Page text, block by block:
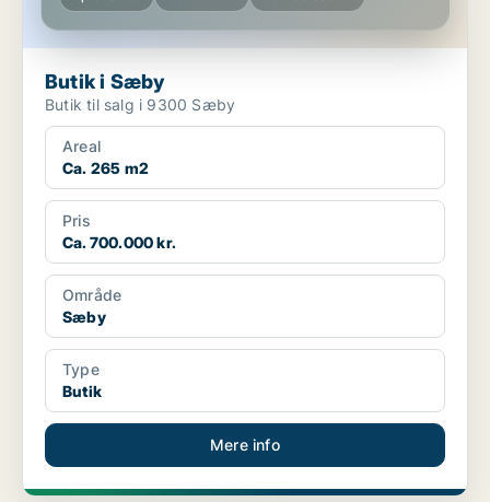
Butik i Sæby
Butik til salg i 9300 Sæby
Areal
Ca. 265 m2
Pris
Ca. 700.000 kr.
Område
Sæby
Type
Butik
Mere info